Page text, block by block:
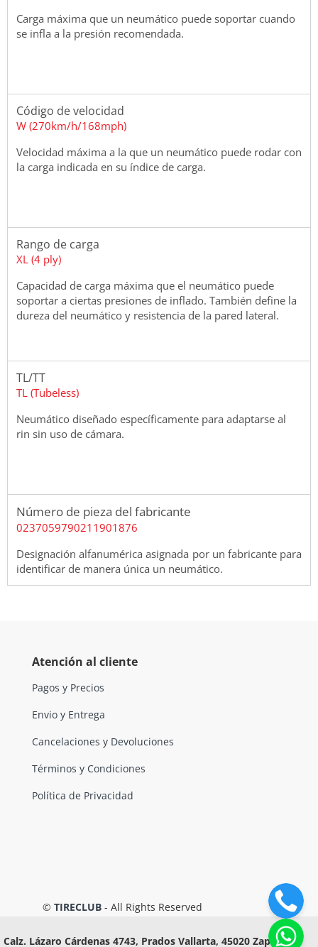
Carga máxima que un neumático puede soportar cuando
se infla a la presión recomendada.
Código de velocidad
W (270km/h/168mph)
Velocidad máxima a la que un neumático puede rodar con
la carga indicada en su índice de carga.
Rango de carga
XL (4 ply)
Capacidad de carga máxima que el neumático puede
soportar a ciertas presiones de inflado. También define la
dureza del neumático y resistencia de la pared lateral.
TL/TT
TL (Tubeless)
Neumático diseñado específicamente para adaptarse al
rin sin uso de cámara.
Número de pieza del fabricante
0237059790211901876
Designación alfanumérica asignada por un fabricante para
identificar de manera única un neumático.
Atención al cliente
Pagos y Precios
Envio y Entrega
Cancelaciones y Devoluciones
Términos y Condiciones
Política de Privacidad
© TIRECLUB - All Rights Reserved
Calz. Lázaro Cárdenas 4743, Prados Vallarta, 45020 Zapopan,